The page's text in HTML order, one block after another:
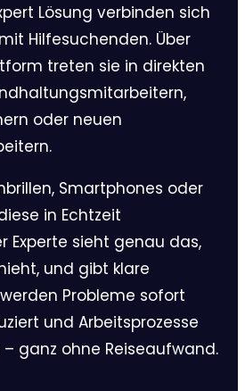
Lösung verbinden sich
Hilfesuchenden. Über
treten sie in direkten
oder neuen
Smartphones oder
in Echtzeit
Experte sieht genau das,
und gibt klare
Probleme sofort
und Arbeitsprozesse
ganz ohne Reiseaufwand.